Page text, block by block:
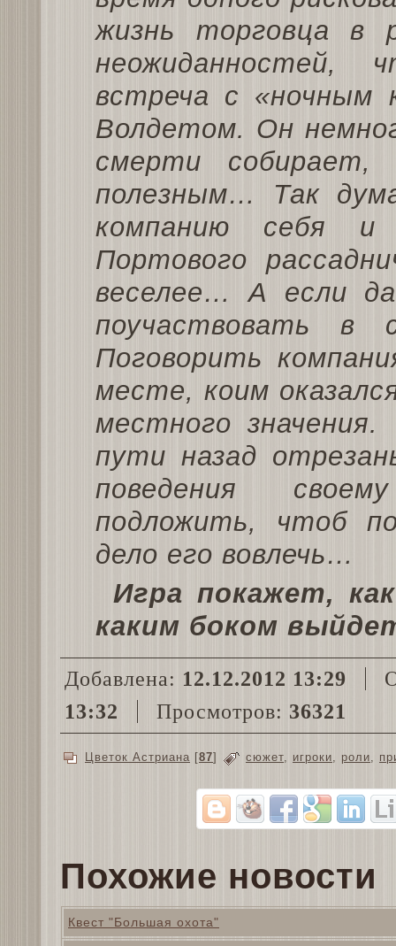
жизнь торговца в
неожиданностей,
встреча с «ночным
Волдетом. Он
смерти
полезным… Так
компанию себя
Портового
веселее… А если
поучаствовать в
Поговорить
месте, коим
местного
пути назад
поведения
подложить, чтоб
дело его вовлечь…
Игра покажет,
каким боком
Добавлена: 12.12.2012 13:29
13:32
Просмотров: 36321
Цветок Астриана [87] сюжет, игроки, роли,
Похожие новости
Квест "Большая охота"